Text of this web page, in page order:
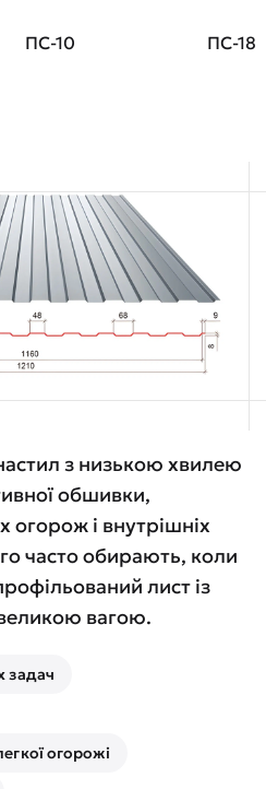
ПС-10 ПС-18
з низькою хвилею
обшивки,
огорож і внутрішніх
часто обирають, коли
лист із
вагою.
задач
огорожі